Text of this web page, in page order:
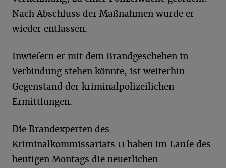
Nach Abschluss der Maßnahmen wurde er
wieder entlassen.
Inwiefern er mit dem Brandgeschehen in
Verbindung stehen könnte, ist weiterhin
Gegenstand der kriminalpolizeilichen
Ermittlungen.
Die Brandexperten des
Kriminalkommissariats 11 haben im Laufe des
heutigen Montags die neuerlichen